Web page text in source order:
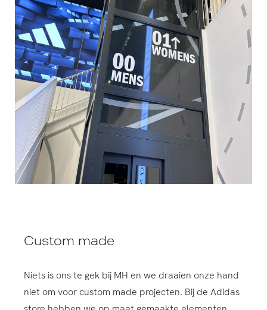
Custom made
Niets is ons te gek bij MH en we draaien onze hand
niet om voor custom made projecten. Bij de Adidas